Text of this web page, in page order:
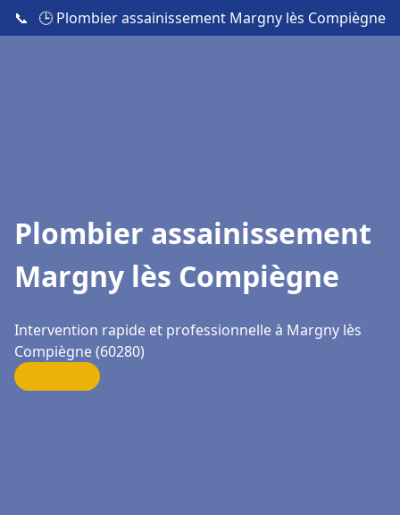
📞 🕒 Plombier assainissement Margny lès Compiègne
Plombier assainissement
Margny lès Compiègne
Intervention rapide et professionnelle à Margny lès
Compiègne (60280)